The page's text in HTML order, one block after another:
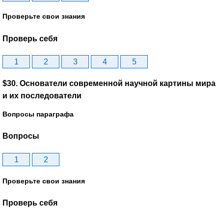
Проверьте свои знания
Проверь себя
1 2 3 4 5
$30. Основатели современной научной картины мира
и их последователи
Вопросы параграфа
Вопросы
1 2
Проверьте свои знания
Проверь себя